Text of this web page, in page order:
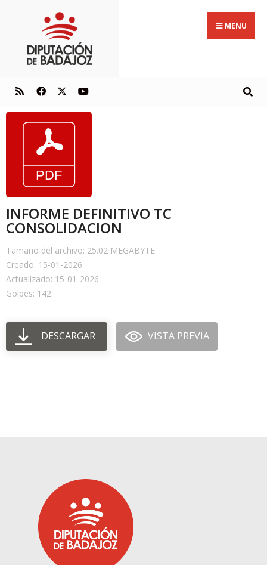
MENU
INFORME DEFINITIVO TC
CONSOLIDACION
Tamaño del archivo: 25.02 MEGABYTE
Creado: 15-01-2026
Actualizado: 15-01-2026
Golpes: 142
DESCARGAR VISTA PREVIA